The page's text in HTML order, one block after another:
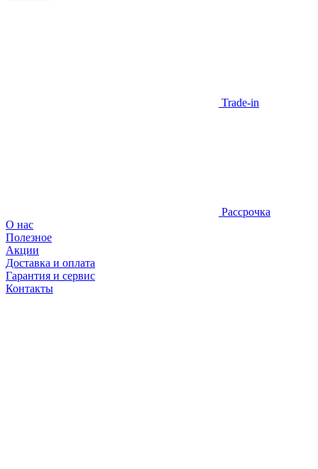
Trade-in
Рассрочка
О нас
Полезное
Акции
Доставка и оплата
Гарантия и сервис
Контакты